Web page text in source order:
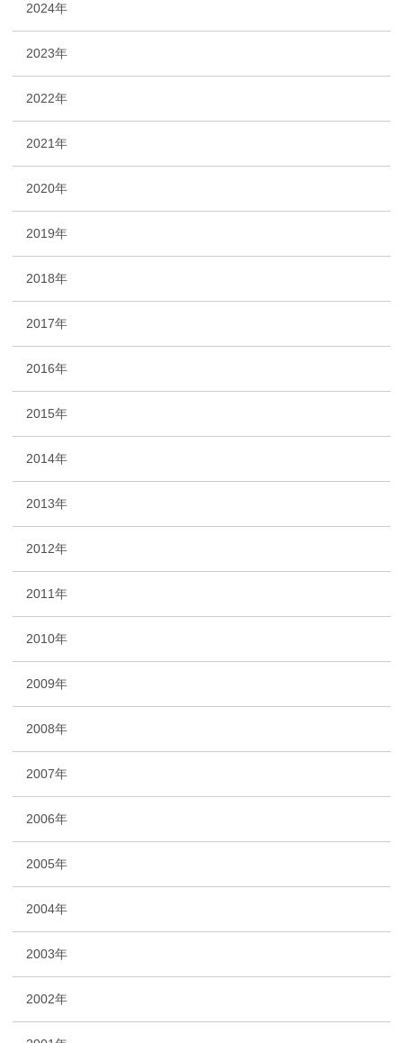
2024年
2023年
2022年
2021年
2020年
2019年
2018年
2017年
2016年
2015年
2014年
2013年
2012年
2011年
2010年
2009年
2008年
2007年
2006年
2005年
2004年
2003年
2002年